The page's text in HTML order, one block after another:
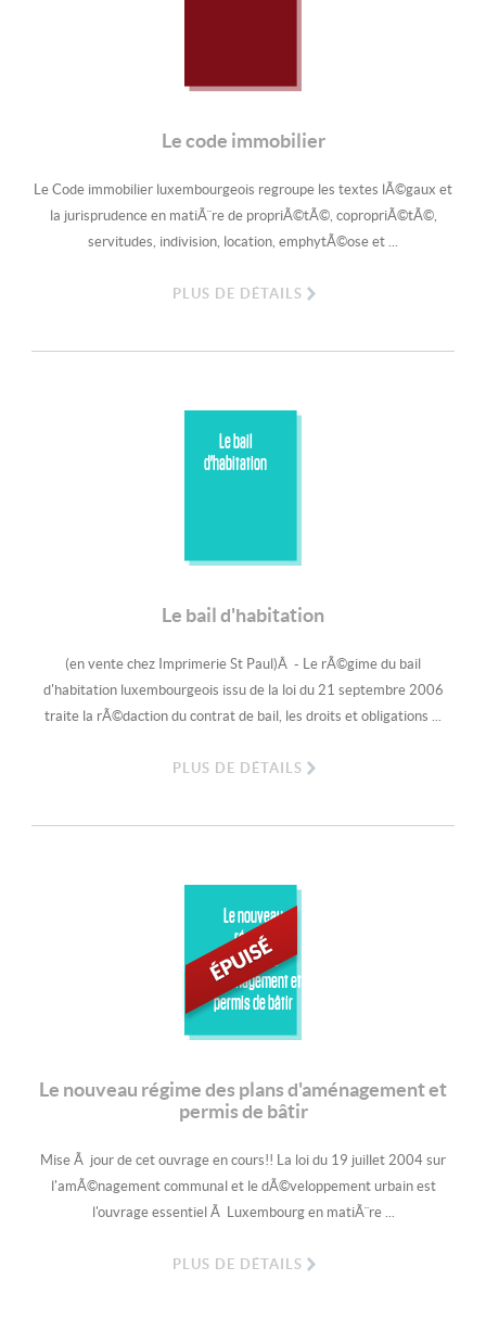
Le code immobilier
Le Code immobilier luxembourgeois regroupe les textes lÃ©gaux et
la jurisprudence en matiÃ¨re de propriÃ©tÃ©, copropriÃ©tÃ©,
servitudes, indivision, location, emphytÃ©ose et ...
PLUS DE DÉTAILS
Le bail
d'habitation
Le bail d'habitation
(en vente chez Imprimerie St Paul)Â - Le rÃ©gime du bail
d'habitation luxembourgeois issu de la loi du 21 septembre 2006
traite la rÃ©daction du contrat de bail, les droits et obligations ...
PLUS DE DÉTAILS
Le nouveau
régime
des plans
d'aménagement et
permis de bâtir
Le nouveau régime des plans d'aménagement et
permis de bâtir
Mise Ã jour de cet ouvrage en cours!! La loi du 19 juillet 2004 sur
l'amÃ©nagement communal et le dÃ©veloppement urbain est
l'ouvrage essentiel Ã Luxembourg en matiÃ¨re ...
PLUS DE DÉTAILS